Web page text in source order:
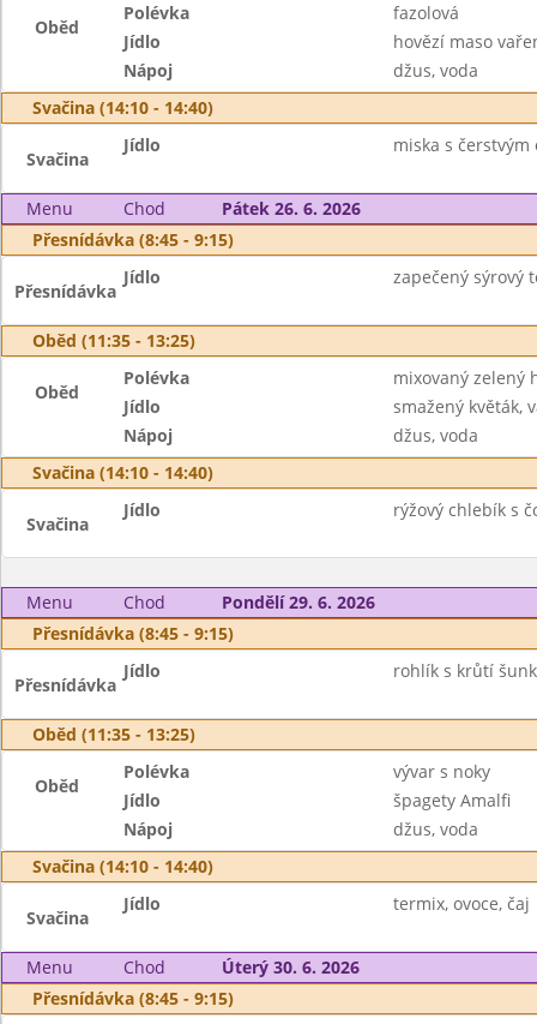
Oběd
Polévka
fazolová
Jídlo
hovězí maso
Nápoj
džus, voda
Svačina (14:10 - 14:40)
Svačina
Jídlo miska s čerstvým
Menu Chod
Pátek 26. 6. 2026
Přesnídávka (8:45 - 9:15)
Přesnídávka
Jídlo zapečený sýrový
Oběd (11:35 - 13:25)
Oběd
Polévka
mixovaný zelený
Jídlo
smažený květák,
Nápoj
džus, voda
Svačina (14:10 - 14:40)
Svačina
Jídlo rýžový chlebík s
Menu Chod
Pondělí 29. 6. 2026
Přesnídávka (8:45 - 9:15)
Přesnídávka
Jídlo rohlík s krůtí
Oběd (11:35 - 13:25)
Oběd
Polévka
vývar s noky
Jídlo
špagety Amalfi
Nápoj
džus, voda
Svačina (14:10 - 14:40)
Svačina
Jídlo termix, ovoce, čaj
Menu Chod
Úterý 30. 6. 2026
Přesnídávka (8:45 - 9:15)